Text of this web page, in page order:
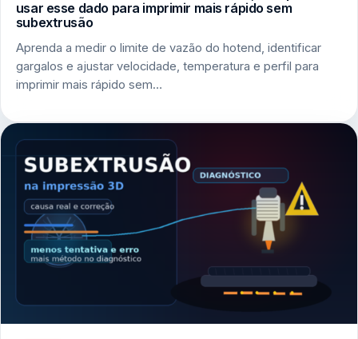
usar esse dado para imprimir mais rápido sem
subextrusão
Aprenda a medir o limite de vazão do hotend, identificar
gargalos e ajustar velocidade, temperatura e perfil para
imprimir mais rápido sem…